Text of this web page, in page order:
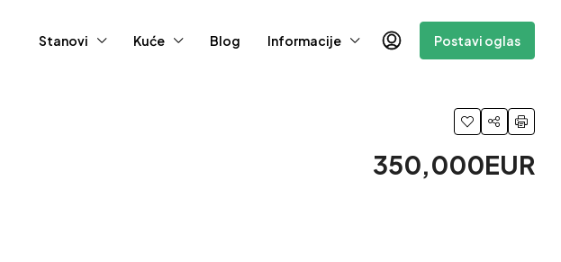
Stanovi Kuće Blog Informacije Postavi oglas
350,000EUR